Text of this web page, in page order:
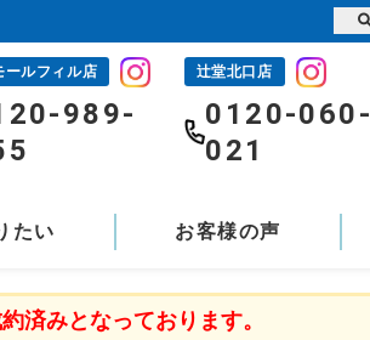
ールフィル店
989-
辻堂北口店
0120-060-
021
たい お客様の声
済みとなっております。